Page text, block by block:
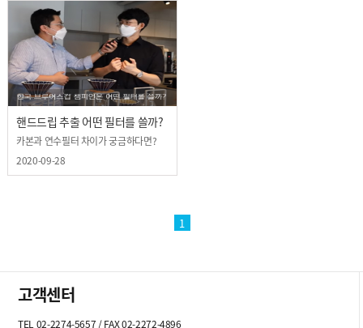
핸드드립 추출 어떤 필터를 쓸까?
카본과 연수필터 차이가 궁금하다면?
2020-09-28
1
고객센터
TEL 02-2274-5657 / FAX 02-2272-4896